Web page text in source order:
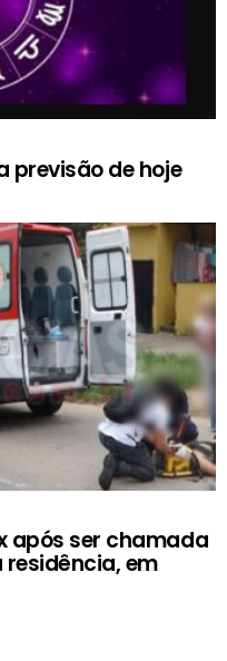
previsão de hoje
após ser chamada
em